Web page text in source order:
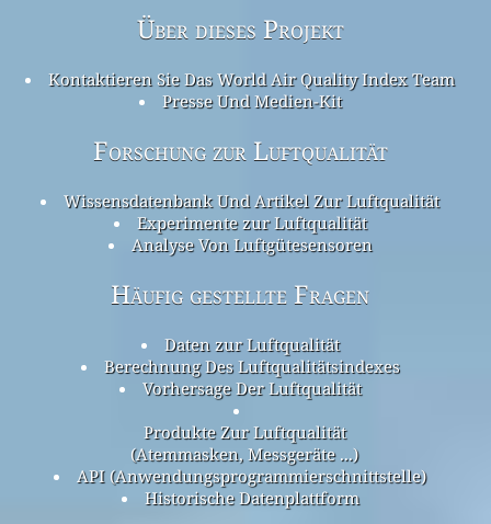
Über dieses Projekt
Kontaktieren Sie Das World Air Quality Index Team
Presse Und Medien-Kit
Forschung zur Luftqualität
Wissensdatenbank Und Artikel Zur Luftqualität
Experimente zur Luftqualität
Analyse Von Luftgütesensoren
Häufig gestellte Fragen
Daten zur Luftqualität
Berechnung Des Luftqualitätsindexes
Vorhersage Der Luftqualität
Produkte Zur Luftqualität
(Atemmasken, Messgeräte ...)
API (Anwendungsprogrammierschnittstelle)
Historische Datenplattform